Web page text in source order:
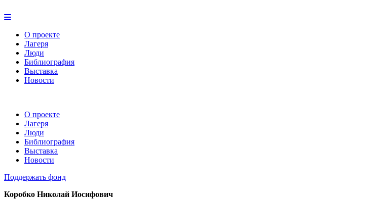
О проекте
Лагеря
Люди
Библиография
Выставка
Новости
О проекте
Лагеря
Люди
Библиография
Выставка
Новости
Поддержать фонд
Коробко Николай Иосифович